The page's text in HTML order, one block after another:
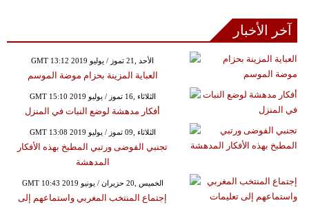
آخر الأخبار
GMT 13:12 2019 الأحد ,21 تموز / يوليو
العباية المزينة بحزام موضة الموسم
GMT 15:10 2019 الثلاثاء ,16 تموز / يوليو
أفكار مدهشة لوضع النبات في المنزل
GMT 13:08 2019 الثلاثاء ,09 تموز / يوليو
تجنبي الفوضى ورتبي المطبخ بهذه الأفكار
المدهشة
GMT 10:43 2019 الخميس ,20 حزيران / يونيو
إجتماع المنتخب المغربي واستماعهم إلى